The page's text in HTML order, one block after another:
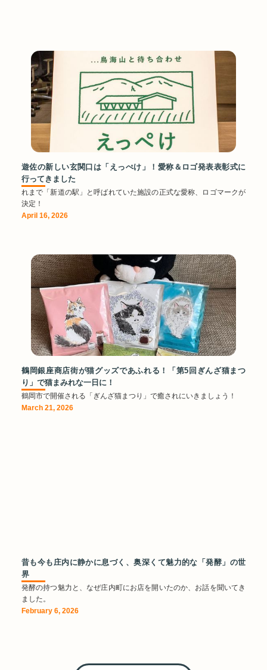
遊佐の新しい玄関口は「えっぺけ」！愛称＆ロゴ発表表彰式に
行ってきました
れまで「新道の駅」と呼ばれていた施設の正式な愛称、ロゴマークが
決定！
April 16, 2026
鶴岡銀座商店街が猫グッズであふれる！「第5回ぎんざ猫まつ
り」で猫まみれな一日に！
鶴岡市で開催される「ぎんざ猫まつり」で癒されにいきましょう！
March 21, 2026
昔も今も庄内に静かに息づく、奥深くて魅力的な「発酵」の世
界
発酵の持つ魅力と、なぜ庄内町にお店を開いたのか、お話を聞いてき
ました。
February 6, 2026